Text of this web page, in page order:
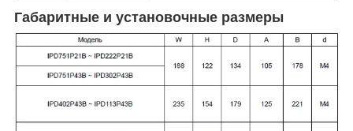
Габаритные и установочные размеры